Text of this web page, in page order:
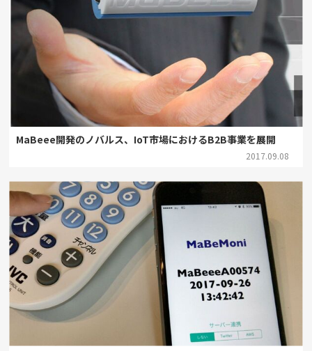
MaBeee開発のノバルス、IoT市場におけるB2B事業を展開
2017.09.08